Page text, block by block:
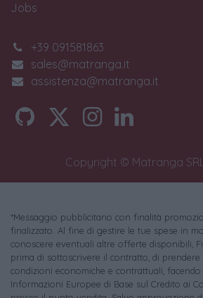
Jobs
+39 091581863
sales@matranga.it
assistenza@matranga.it
Copyright © Matranga
*Messaggio pubblicitario con finalità
finalizzato. Al fine di gestire le tue spese in
conoscere eventuali altre offerte disponibili,
prima di sottoscrivere il contratto, di
condizioni economiche e contrattuali,
Informazioni Europee di Base sul Credito ai